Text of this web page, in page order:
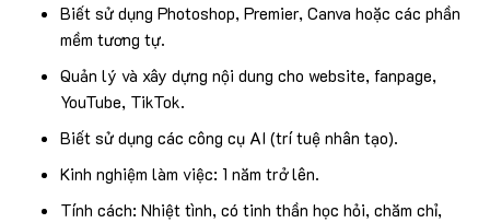
Biết sử dụng Photoshop, Premier, Canva hoặc các phần
mềm tương tự.
Quản lý và xây dựng nội dung cho website, fanpage,
YouTube, TikTok.
Biết sử dụng các công cụ AI (trí tuệ nhân tạo).
Kinh nghiệm làm việc: 1 năm trở lên.
Tính cách: Nhiệt tình, có tinh thần học hỏi, chăm chỉ,